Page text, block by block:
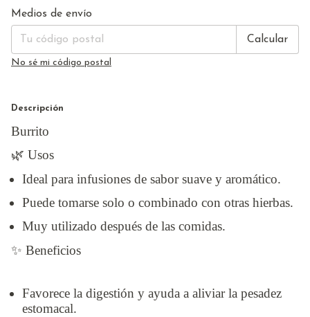
Entregas para el CP:
Medios de envío
Calcular
No sé mi código postal
Descripción
Burrito
🌿 Usos
Ideal para infusiones de sabor suave y aromático.
Puede tomarse solo o combinado con otras hierbas.
Muy utilizado después de las comidas.
✨ Beneficios
Favorece la digestión y ayuda a aliviar la pesadez
estomacal.